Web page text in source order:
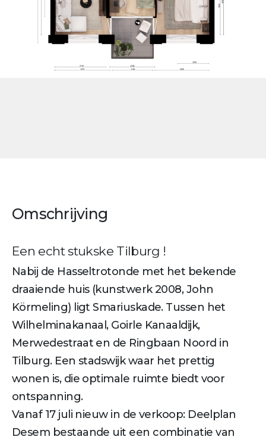
Omschrijving
Een echt stukske Tilburg !
Nabij de Hasseltrotonde met het bekende
draaiende huis (kunstwerk 2008, John
Körmeling) ligt Smariuskade. Tussen het
Wilhelminakanaal, Goirle Kanaaldijk,
Merwedestraat en de Ringbaan Noord in
Tilburg. Een stadswijk waar het prettig
wonen is, die optimale ruimte biedt voor
ontspanning.
Vanaf 17 juli nieuw in de verkoop: Deelplan
Desem bestaande uit een combinatie van